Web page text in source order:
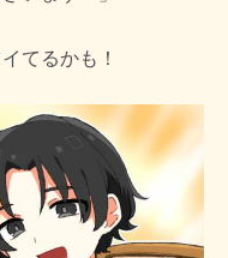
てるかも！